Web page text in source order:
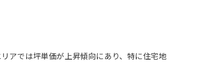
アでは坪単価が上昇傾向にあり、特に住宅地